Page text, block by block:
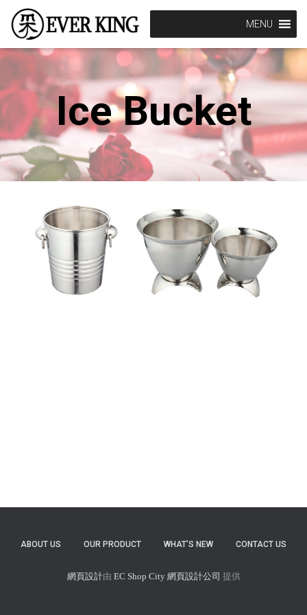
MENU
Ice Bucket
ABOUT US OUR PRODUCT WHAT’S NEW CONTACT US
網頁設計由 EC Shop City 網頁設計公司 提供